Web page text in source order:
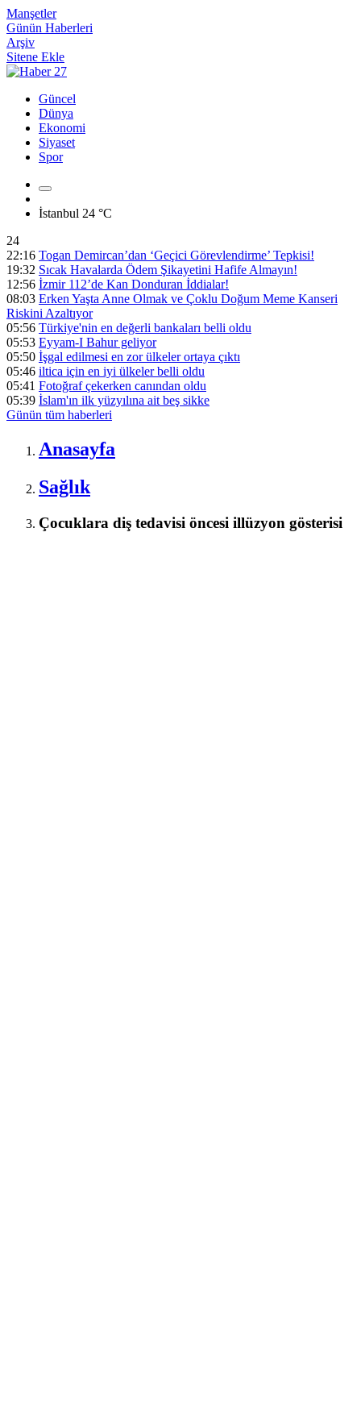
Manşetler
Günün Haberleri
Arşiv
Sitene Ekle
Güncel
Dünya
Ekonomi
Siyaset
Spor
İstanbul 24 °C
24
22:16 Togan Demircan’dan ‘Geçici Görevlendirme’ Tepkisi!
19:32 Sıcak Havalarda Ödem Şikayetini Hafife Almayın!
12:56 İzmir 112’de Kan Donduran İddialar!
08:03 Erken Yaşta Anne Olmak ve Çoklu Doğum Meme Kanseri
Riskini Azaltıyor
05:56 Türkiye'nin en değerli bankaları belli oldu
05:53 Eyyam-I Bahur geliyor
05:50 İşgal edilmesi en zor ülkeler ortaya çıktı
05:46 iltica için en iyi ülkeler belli oldu
05:41 Fotoğraf çekerken canından oldu
05:39 İslam'ın ilk yüzyılına ait beş sikke
Günün tüm haberleri
Anasayfa
Sağlık
Çocuklara diş tedavisi öncesi illüzyon gösterisi